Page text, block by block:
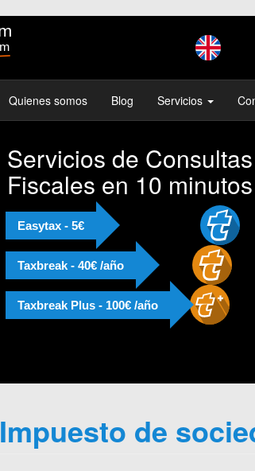
Quienes somos Blog Servicios
Servicios de Consultas
Fiscales en 10 minutos
Easytax - 5€
Taxbreak - 40€ /año
Taxbreak Plus - 100€ /año
Impuesto de